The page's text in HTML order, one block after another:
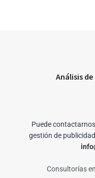
Análisis
Puede
gestión de
Consultorías